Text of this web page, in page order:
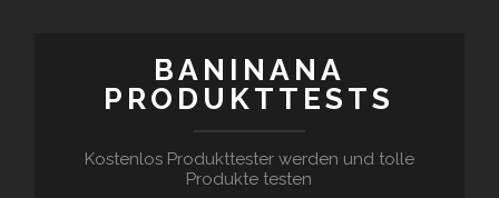
BANINANA
PRODUKTTESTS
Kostenlos Produkttester werden und tolle
Produkte testen